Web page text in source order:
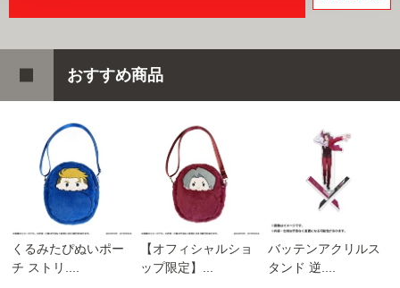
おすすめ商品
くるみたぴぬいポー
チ ストリ....
【オフィシャルショ
ップ限定】...
バッテンアクリルス
タンド 逆....